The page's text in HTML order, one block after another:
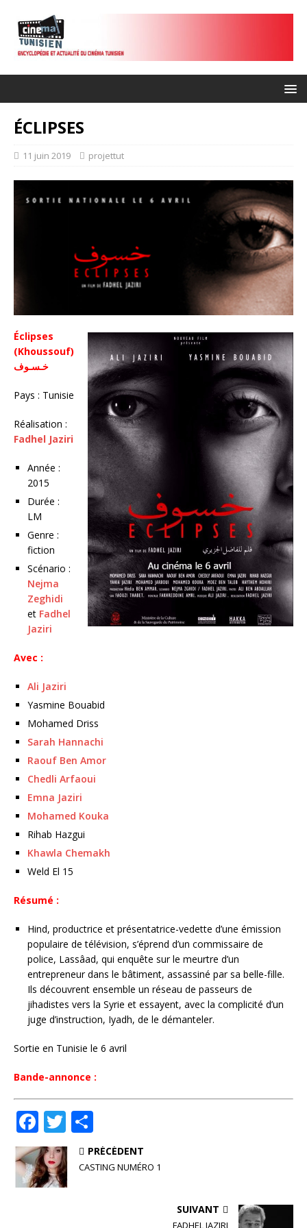
ÉCLIPSES
11 juin 2019 projettut
Éclipses
(Khoussouf)
خـسـوف
Pays : Tunisie
Réalisation :
Fadhel Jaziri
Année :
2015
Durée :
LM
Genre :
fiction
Scénario :
Nejma
Zeghidi
et Fadhel
Jaziri
Avec :
Ali Jaziri
Yasmine Bouabid
Mohamed Driss
Sarah Hannachi
Raouf Ben Amor
Chedli Arfaoui
Emna Jaziri
Mohamed Kouka
Rihab Hazgui
Khawla Chemakh
Weld El 15
Résumé :
Hind, productrice et présentatrice-vedette d’une émission
populaire de télévision, s’éprend d’un commissaire de
police, Lassâad, qui enquête sur le meurtre d’un
entrepreneur dans le bâtiment, assassiné par sa belle-fille.
Ils découvrent ensemble un réseau de passeurs de
jihadistes vers la Syrie et essayent, avec la complicité d’un
juge d’instruction, Iyadh, de le démanteler.
Sortie en Tunisie le 6 avril
Bande-annonce :
F
a
c
e
T
w
it
te
ar
ta
PRÉCÉDENT
CASTING NUMÉRO 1
SUIVANT